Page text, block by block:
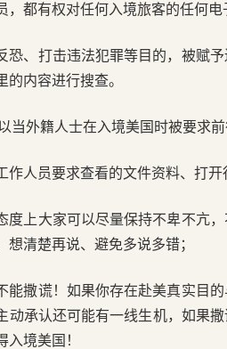
，都有权对任何入境旅客的任何电
恐、打击违法犯罪等目的，被赋
的内容进行搜查。
当外籍人士在入境美国时被要求
作人员要求查看的文件资料、打开
度上大家可以尽量保持不卑不亢
想清楚再说、避免多说多错；
能撒谎！如果你存在赴美真实目
动承认还可能有一线生机，如果
入境美国！